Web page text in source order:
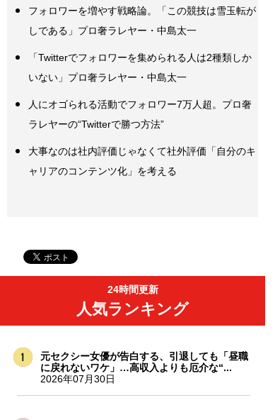
フォロワーを増やす戦略論。「この競技は雪玉転が
しである」プロ奢ラレヤー・中島太一
「Twitterでフォロワーを集められる人は2種類しか
いない」プロ奢ラレヤー・中島太一
人にオゴられる活動でフォロワー7万人超。プロ奢
ラレヤーの“Twitterで勝つ方法”
大事なのは社内評価じゃなくて社外評価「自分のキ
ャリアのコンテンツ化」を考える
24時間更新
人気ランキング
元セクシー女優が告白する、引退しても「昼職
に戻れないワケ」…高収入よりも厄介な“...
2026年07月30日